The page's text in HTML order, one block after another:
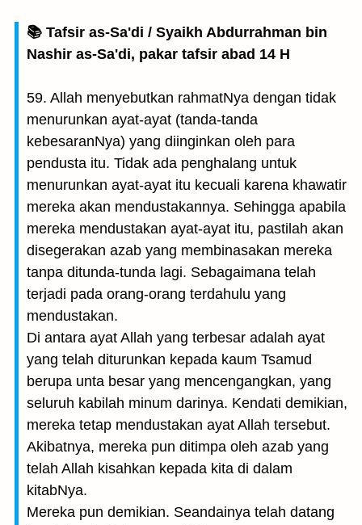
📚 Tafsir as-Sa'di / Syaikh Abdurrahman bin
Nashir as-Sa'di, pakar tafsir abad 14 H
59. Allah menyebutkan rahmatNya dengan tidak
menurunkan ayat-ayat (tanda-tanda
kebesaranNya) yang diinginkan oleh para
pendusta itu. Tidak ada penghalang untuk
menurunkan ayat-ayat itu kecuali karena khawatir
mereka akan mendustakannya. Sehingga apabila
mereka mendustakan ayat-ayat itu, pastilah akan
disegerakan azab yang membinasakan mereka
tanpa ditunda-tunda lagi. Sebagaimana telah
terjadi pada orang-orang terdahulu yang
mendustakan.
Di antara ayat Allah yang terbesar adalah ayat
yang telah diturunkan kepada kaum Tsamud
berupa unta besar yang mencengangkan, yang
seluruh kabilah minum darinya. Kendati demikian,
mereka tetap mendustakan ayat Allah tersebut.
Akibatnya, mereka pun ditimpa oleh azab yang
telah Allah kisahkan kepada kita di dalam
kitabNya.
Mereka pun demikian. Seandainya telah datang